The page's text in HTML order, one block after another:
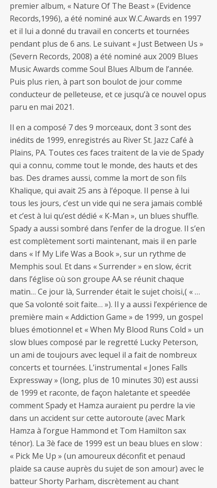
premier album, « Nature Of The Beast » (Evidence
Records,1996), a été nominé aux W.C.Awards en 1997
et il lui a donné du travail en concerts et tournées
pendant plus de 6 ans. Le suivant « Just Between Us »
(Severn Records, 2008) a été nominé aux 2009 Blues
Music Awards comme Soul Blues Album de l’année.
Puis plus rien, à part son boulot de jour comme
conducteur de pelleteuse, et ce jusqu’à ce nouvel opus
paru en mai 2021.
Il en a composé 7 des 9 morceaux, dont 3 sont des
inédits de 1999, enregistrés au River St. Jazz Café à
Plains, PA. Toutes ces faces traitent de la vie de Spady
qui a connu, comme tout le monde, des hauts et des
bas. Des drames aussi, comme la mort de son fils
Khalique, qui avait 25 ans à l’époque. Il pense à lui
tous les jours, c’est un vide qui ne sera jamais comblé
et c’est à lui qu’est dédié « K-Man », un blues shuffle.
Spady a aussi sombré dans l’enfer de la drogue. Il s’en
est complètement sorti maintenant, mais il en parle
dans « If My Life Was a Book », sur un rythme de
Memphis soul. Et dans « Surrender » en slow, écrit
dans l’église où son groupe AA se réunit chaque
matin… Ce jour là, Surrender était le sujet choisi,( « …
que Sa volonté soit faite… »). Il y a aussi l’expérience de
première main « Addiction Game » de 1999, un gospel
blues émotionnel et « When My Blood Runs Cold » un
slow blues composé par le regretté Lucky Peterson,
un ami de toujours avec lequel il a fait de nombreux
concerts et tournées. L’instrumental « Jones Falls
Expressway » (long, plus de 10 minutes 30) est aussi
de 1999 et raconte, de façon haletante et speedée
comment Spady et Hamza auraient pu perdre la vie
dans un accident sur cette autoroute (avec Mark
Hamza à l’orgue Hammond et Tom Hamilton sax
ténor). La 3è face de 1999 est un beau blues en slow :
« Pick Me Up » (un amoureux déconfit et penaud
plaide sa cause auprès du sujet de son amour) avec le
batteur Shorty Parham, discrètement au chant